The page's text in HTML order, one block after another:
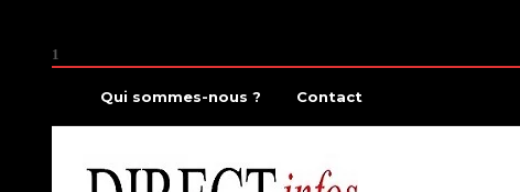
1
Qui sommes-nous ? Contact